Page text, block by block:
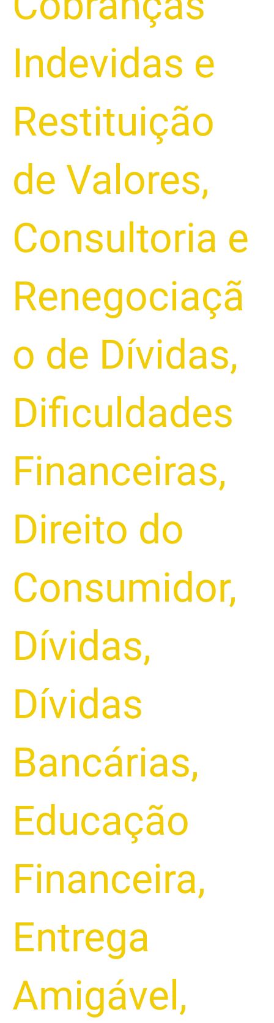
Indevidas e
Restituição
de Valores,
Consultoria e
Renegociaçã
o de Dívidas,
Dificuldades
Financeiras,
Direito do
Consumidor,
Dívidas,
Dívidas
Bancárias,
Educação
Financeira,
Entrega
Amigável ,